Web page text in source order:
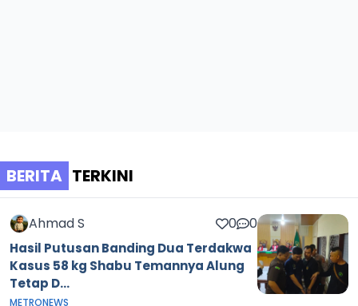
BERITA TERKINI
Ahmad S 0 0
Hasil Putusan Banding Dua Terdakwa
Kasus 58 kg Shabu Temannya Alung
Tetap D...
METRONEWS